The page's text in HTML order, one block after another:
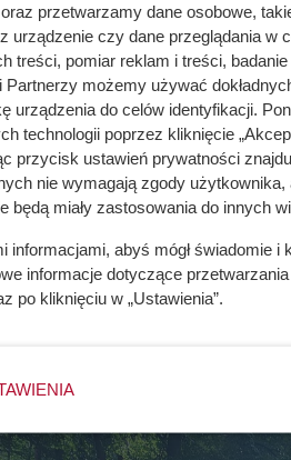
zł – sprawdź gdze jest haczyk!
nie tylko uzyskujemy więcej
do paleniska. To pozwala
przetwarzamy dane osobowe,
urządzenie czy dane przeglądania w
treści, pomiar reklam i treści,
możemy używać
urządzenia do celów identyfikacji.
technologii poprzez kliknięcie
przycisk ustawień prywatności
nie wymagają zgody
będą miały zastosowania do innych
informacjami, abyś mógł świadomie
informacje dotyczące
po kliknięciu w „Ustawienia”.